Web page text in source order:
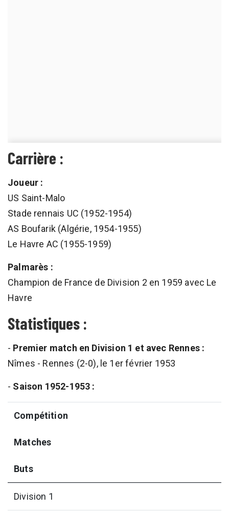
Carrière :
Joueur :
US Saint-Malo
Stade rennais UC (1952-1954)
AS Boufarik (Algérie, 1954-1955)
Le Havre AC (1955-1959)
Palmarès :
Champion de France de Division 2 en 1959 avec Le
Havre
Statistiques :
- Premier match en Division 1 et avec Rennes :
Nîmes - Rennes (2-0), le 1er février 1953
- Saison 1952-1953 :
Compétition
Matches
Buts
Division 1